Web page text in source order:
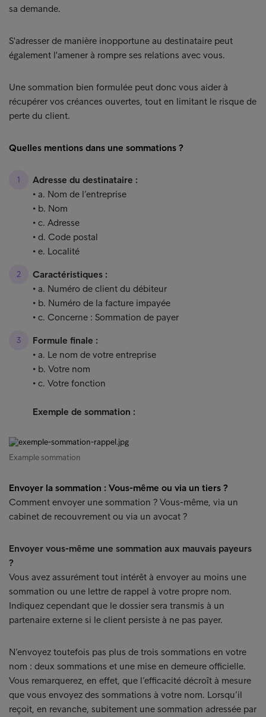
sa demande.
S'adresser de manière inopportune au destinataire peut
également l'amener à rompre ses relations avec vous.
Une sommation bien formulée peut donc vous aider à
récupérer vos créances ouvertes, tout en limitant le risque de
perte du client.
Quelles mentions dans une sommations ?
Adresse du destinataire :
• a. Nom de l’entreprise
• b. Nom
• c. Adresse
• d. Code postal
• e. Localité
Caractéristiques :
• a. Numéro de client du débiteur
• b. Numéro de la facture impayée
• c. Concerne : Sommation de payer
Formule finale :
• a. Le nom de votre entreprise
• b. Votre nom
• c. Votre fonction
Exemple de sommation :
Example sommation
Envoyer la sommation : Vous-même ou via un tiers ?
Comment envoyer une sommation ? Vous-même, via un
cabinet de recouvrement ou via un avocat ?
Envoyer vous-même une sommation aux mauvais payeurs
?
Vous avez assurément tout intérêt à envoyer au moins une
sommation ou une lettre de rappel à votre propre nom.
Indiquez cependant que le dossier sera transmis à un
partenaire externe si le client persiste à ne pas payer.
N’envoyez toutefois pas plus de trois sommations en votre
nom : deux sommations et une mise en demeure officielle.
Vous remarquerez, en effet, que l’efficacité décroît à mesure
que vous envoyez des sommations à votre nom. Lorsqu’il
reçoit, en revanche, subitement une sommation adressée par